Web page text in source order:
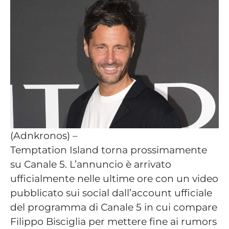
(Adnkronos) –
Temptation Island torna prossimamente
su Canale 5. L’annuncio è arrivato
ufficialmente nelle ultime ore con un video
pubblicato sui social dall’account ufficiale
del programma di Canale 5 in cui compare
Filippo Bisciglia per mettere fine ai rumors